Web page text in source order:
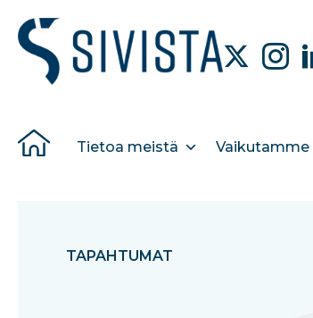
Tietoa meistä Vaikutamme
TAPAHTUMAT